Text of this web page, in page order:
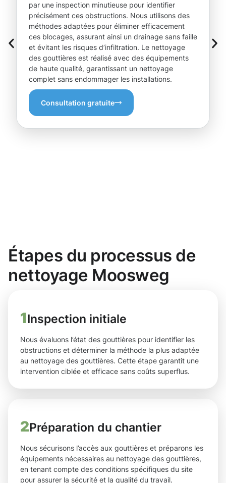
par une inspection minutieuse pour identifier
précisément ces obstructions. Nous utilisons des
méthodes adaptées pour éliminer efficacement
ces blocages, assurant ainsi un drainage sans faille
et évitant les risques d’infiltration. Le nettoyage
des gouttières est réalisé avec des équipements
de haute qualité, garantissant un nettoyage
complet sans endommager les installations.
Consultation gratuite
Étapes du processus de
nettoyage Moosweg
1Inspection initiale
Nous évaluons l’état des gouttières pour identifier les
obstructions et déterminer la méthode la plus adaptée
au nettoyage des gouttières. Cette étape garantit une
intervention ciblée et efficace sans coûts superflus.
2Préparation du chantier
Nous sécurisons l’accès aux gouttières et préparons les
équipements nécessaires au nettoyage des gouttières,
en tenant compte des conditions spécifiques du site
pour assurer la sécurité et la qualité du travail.